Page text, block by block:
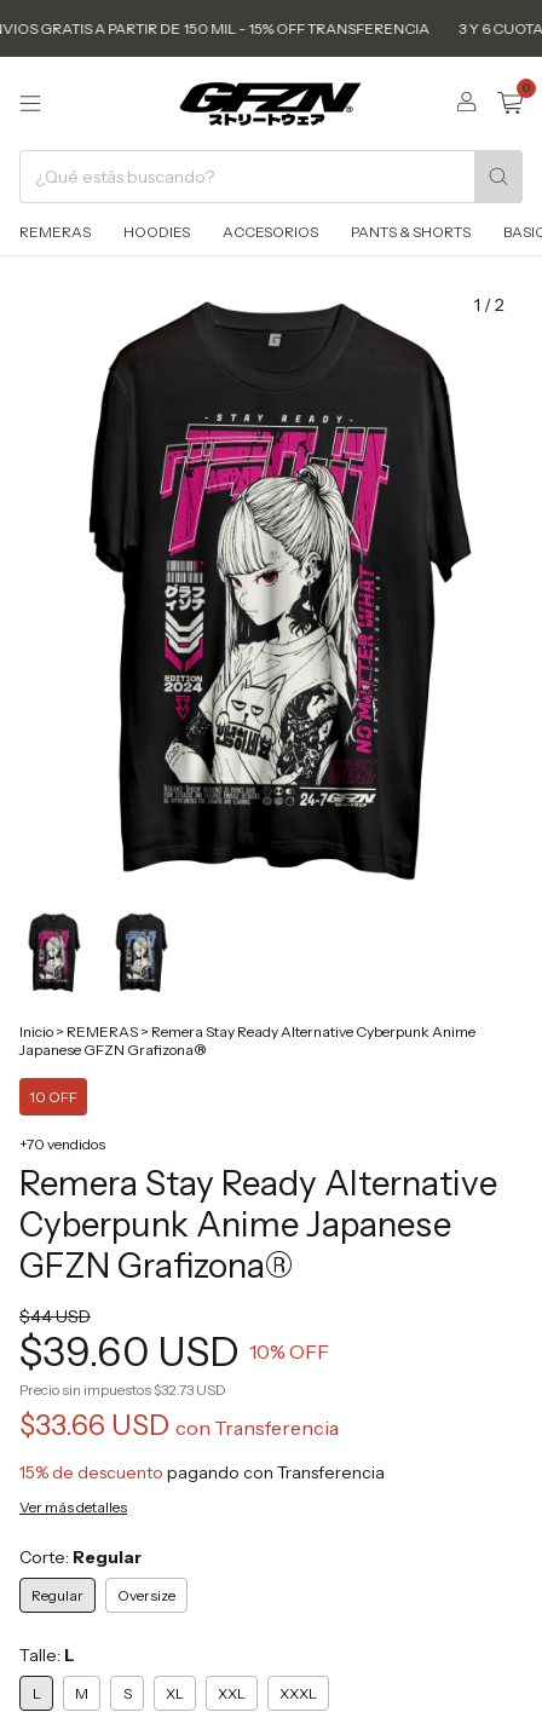
GRATIS A PARTIR DE 150 MIL - 15% OFF TRANSFERENCIA 3 Y 6
0
REMERAS HOODIES ACCESORIOS PANTS & SHORTS
1 /2
Inicio > REMERAS > Remera Stay Ready Alternative Cyberpunk Anime
Japanese GFZN Grafizona®
10 OFF
+70 vendidos
Remera Stay Ready Alternative
Cyberpunk Anime Japanese
GFZN Grafizona®
$44 USD
$39.60 USD 10% OFF
Precio sin impuestos$32.73 USD
$33.66 USD con Transferencia
15% de descuento pagando con Transferencia
Ver más detalles
Corte: Regular
Regular Oversize
Talle: L
L M S XL XXL XXXL